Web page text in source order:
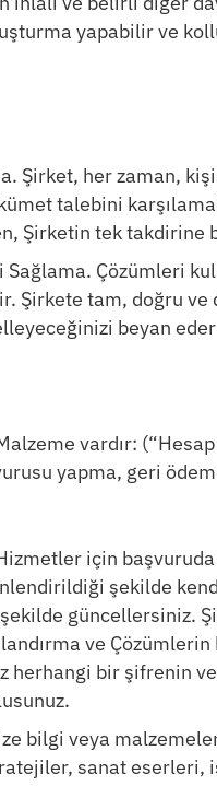
yapabilir ve
Şirket, her zaman,
talebini
Şirketin tek takdirine
Çözümleri
Şirkete tam, doğru
beyan
vardır:
yapma, geri
için başvuruda
şekilde
güncellersiniz.
ve
bir şifrenin ve
bilgi veya
sanat eserleri,